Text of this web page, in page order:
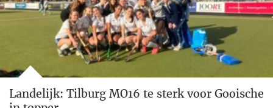
Landelijk: Tilburg MO16 te sterk voor Gooische